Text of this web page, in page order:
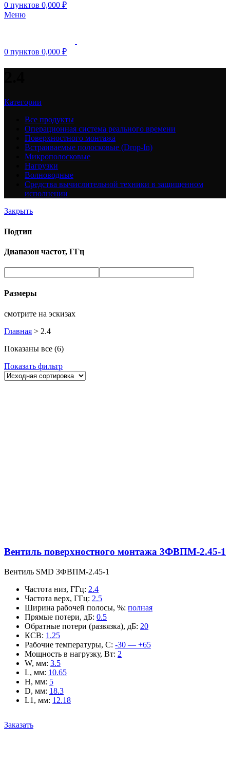
0 пунктов 0,000 ₽
Меню
0 пунктов 0,000 ₽
Категории
Все продукты
Операционная система реального времени
Поверхностного монтажа
Встраиваемые полосковые (Drop-In)
Микрополосковые
Нагрузки
Волноводные
Средства вычислительной техники в защищенном
исполнении
Закрыть
Подтип
Диапазон частот, ГГц
Размеры
смотрите на эскизах
Главная > 2.4
Показаны все (6)
Показать фильтр
Вентиль поверхностного монтажа 3ФВПМ-2.45-1
Вентиль SMD 3ФВПМ-2.45-1
Частота низ, ГГц: 2.4
Частота верх, ГГц: 2.5
Ширина рабочей полосы, %: полная
Прямые потери, дБ: 0.5
Обратные потери (развязка), дБ: 20
КСВ: 1.25
Рабочие температуры, С: -30 — +65
Мощность в нагрузку, Вт: 2
W, мм: 3.5
L, мм: 10.65
H, мм: 5
D, мм: 18.3
L1, мм: 12.18
Заказать